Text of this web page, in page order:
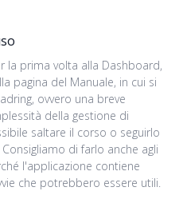
la prima volta alla Dashboard,
pagina del Manuale, in cui si
ovvero una breve
della gestione di
saltare il corso o seguirlo
di farlo anche agli
l'applicazione contiene
che potrebbero essere utili.